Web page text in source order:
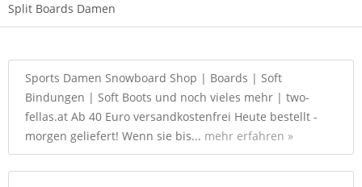
Split Boards Damen
Sports Damen Snowboard Shop | Boards | Soft
Bindungen | Soft Boots und noch vieles mehr | two-
fellas.at Ab 40 Euro versandkostenfrei Heute bestellt -
morgen geliefert! Wenn sie bis... mehr erfahren »